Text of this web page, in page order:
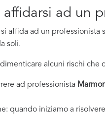
ad un
affida ad un professionista
soli.
alcuni rischi
ad professionista
quando iniziamo a